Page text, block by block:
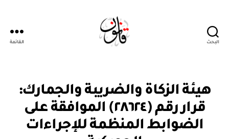
البحث القائمة
التصنيفات
هيئة الزكاة والضريبة والجمارك:
قرار رقم (٢٨٦٢٤) الموافقة على
الضوابط المنظمة للإجراءات
بو
ا